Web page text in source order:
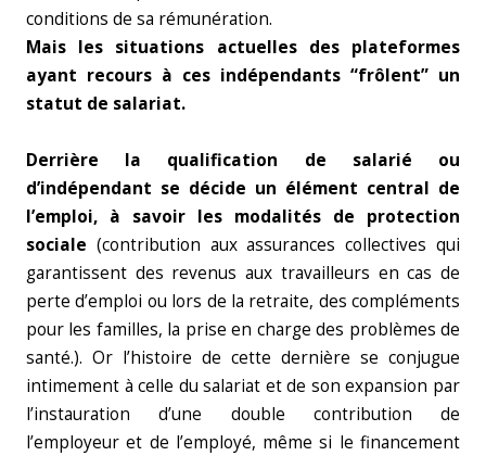
conditions de sa rémunération.
Mais les situations actuelles des plateformes
ayant recours à ces indépendants “frôlent” un
statut de salariat.
Derrière la qualification de salarié ou
d’indépendant se décide un élément central de
l’emploi, à savoir les modalités de protection
sociale (contribution aux assurances collectives qui
garantissent des revenus aux travailleurs en cas de
perte d’emploi ou lors de la retraite, des compléments
pour les familles, la prise en charge des problèmes de
santé.). Or l’histoire de cette dernière se conjugue
intimement à celle du salariat et de son expansion par
l’instauration d’une double contribution de
l’employeur et de l’employé, même si le financement